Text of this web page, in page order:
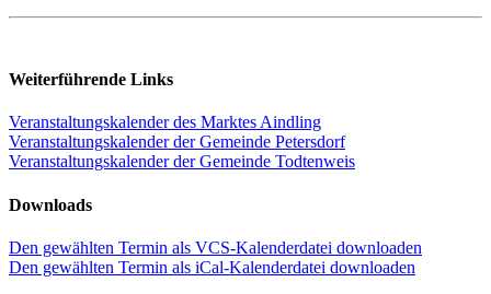
Weiterführende Links
Veranstaltungskalender des Marktes Aindling
Veranstaltungskalender der Gemeinde Petersdorf
Veranstaltungskalender der Gemeinde Todtenweis
Downloads
Den gewählten Termin als VCS-Kalenderdatei downloaden
Den gewählten Termin als iCal-Kalenderdatei downloaden